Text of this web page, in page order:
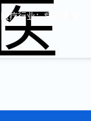
医疗行业：病历管理